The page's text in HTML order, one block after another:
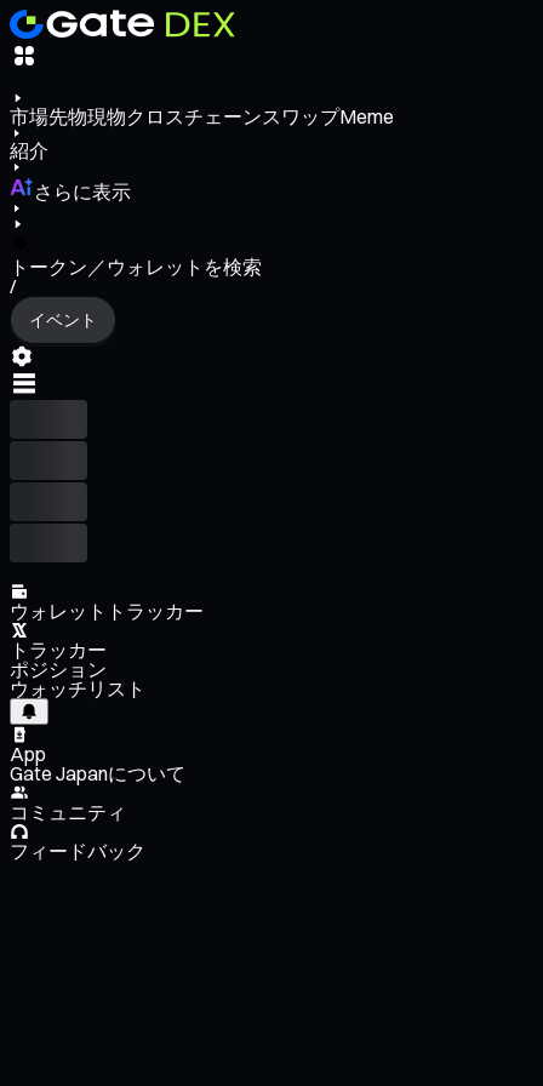
市場先物現物クロスチェーンスワップMeme
紹介
さらに表示
トークン／ウォレットを検索
/
イベント
ウォレットトラッカー
トラッカー
ポジション
ウォッチリスト
App
Gate Japanについて
コミュニティ
フィードバック